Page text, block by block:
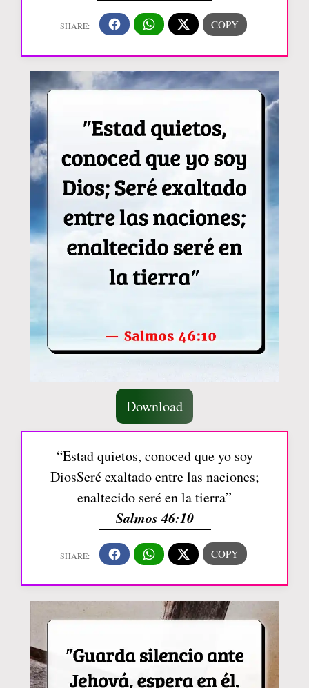
Download
“Estad quietos, conoced que yo soy
DiosSeré exaltado entre las naciones;
enaltecido seré en la tierra”
Salmos 46:10